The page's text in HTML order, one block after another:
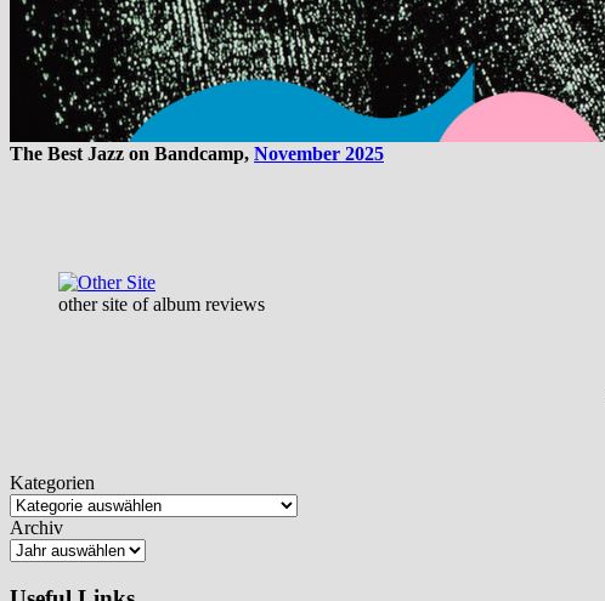
The Best Jazz on Bandcamp, November 2025
other site of album reviews
Kategorien
Archiv